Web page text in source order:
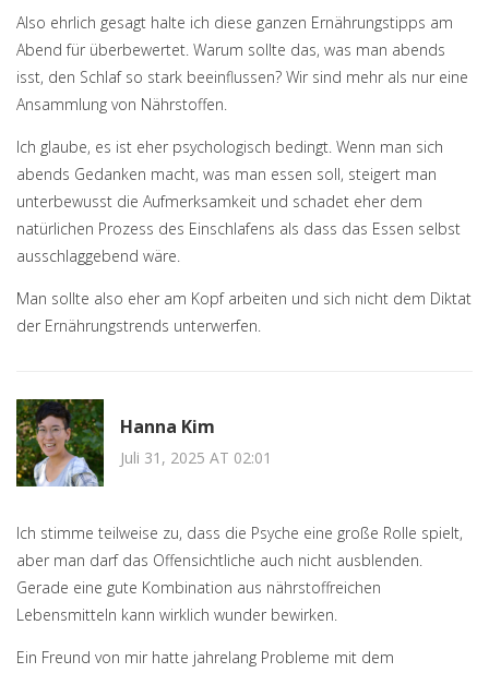
Also ehrlich gesagt halte ich diese ganzen Ernährungstipps am
Abend für überbewertet. Warum sollte das, was man abends
isst, den Schlaf so stark beeinflussen? Wir sind mehr als nur eine
Ansammlung von Nährstoffen.
Ich glaube, es ist eher psychologisch bedingt. Wenn man sich
abends Gedanken macht, was man essen soll, steigert man
unterbewusst die Aufmerksamkeit und schadet eher dem
natürlichen Prozess des Einschlafens als dass das Essen selbst
ausschlaggebend wäre.
Man sollte also eher am Kopf arbeiten und sich nicht dem Diktat
der Ernährungstrends unterwerfen.
Hanna Kim
Juli 31, 2025 AT 02:01
Ich stimme teilweise zu, dass die Psyche eine große Rolle spielt,
aber man darf das Offensichtliche auch nicht ausblenden.
Gerade eine gute Kombination aus nährstoffreichen
Lebensmitteln kann wirklich wunder bewirken.
Ein Freund von mir hatte jahrelang Probleme mit dem